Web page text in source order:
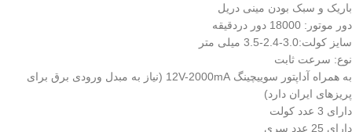
باریک و سبک بودن مینی دریل
دور موتور: 18000 دور دردقیقه
سایز کولت:3.0-2.4-3.5 میلی متر
نوع: سرعت ثابت
به همراه آداپتور سوییچینگ 12V-2000mA (نیاز به مبدل ورودی برق برای
پریزهای ایران دارد)
دارای 3 عدد کولت
دارای 25 عدد سری